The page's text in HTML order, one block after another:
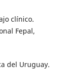
clínico.
Fepal,
del Uruguay.